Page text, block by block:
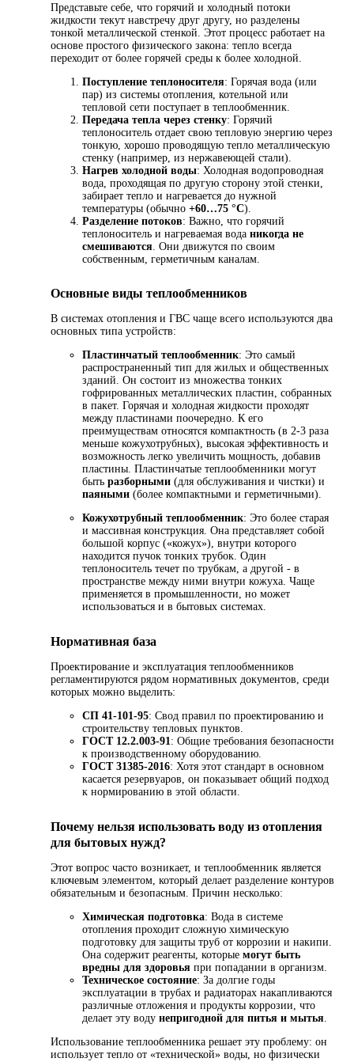
Представьте себе, что горячий и холодный потоки
жидкости текут навстречу друг другу, но разделены
тонкой металлической стенкой. Этот процесс работает на
основе простого физического закона: тепло всегда
переходит от более горячей среды к более холодной.
Поступление теплоносителя: Горячая вода (или
пар) из системы отопления, котельной или
тепловой сети поступает в теплообменник.
Передача тепла через стенку: Горячий
теплоноситель отдает свою тепловую энергию через
тонкую, хорошо проводящую тепло металлическую
стенку (например, из нержавеющей стали).
Нагрев холодной воды: Холодная водопроводная
вода, проходящая по другую сторону этой стенки,
забирает тепло и нагревается до нужной
температуры (обычно +60…75 °С).
Разделение потоков: Важно, что горячий
теплоноситель и нагреваемая вода никогда не
смешиваются . Они движутся по своим
собственным, герметичным каналам.
Основные виды теплообменников
В системах отопления и ГВС чаще всего используются два
основных типа устройств:
Пластинчатый теплообменник: Это самый
распространенный тип для жилых и общественных
зданий. Он состоит из множества тонких
гофрированных металлических пластин, собранных
в пакет. Горячая и холодная жидкости проходят
между пластинами поочередно. К его
преимуществам относятся компактность (в 2-3 раза
меньше кожухотрубных), высокая эффективность и
возможность легко увеличить мощность, добавив
пластины. Пластинчатые теплообменники могут
быть разборными (для обслуживания и чистки) и
паяными (более компактными и герметичными).
Кожухотрубный теплообменник: Это более старая
и массивная конструкция. Она представляет собой
большой корпус («кожух»), внутри которого
находится пучок тонких трубок. Один
теплоноситель течет по трубкам, а другой - в
пространстве между ними внутри кожуха. Чаще
применяется в промышленности, но может
использоваться и в бытовых системах.
Нормативная база
Проектирование и эксплуатация теплообменников
регламентируются рядом нормативных документов, среди
которых можно выделить:
СП 41-101-95: Свод правил по проектированию и
строительству тепловых пунктов.
ГОСТ 12.2.003-91 : Общие требования безопасности
к производственному оборудованию.
ГОСТ 31385-2016: Хотя этот стандарт в основном
касается резервуаров, он показывает общий подход
к нормированию в этой области.
Почему нельзя использовать воду из отопления
для бытовых нужд?
Этот вопрос часто возникает, и теплообменник является
ключевым элементом, который делает разделение контуров
обязательным и безопасным. Причин несколько:
Химическая подготовка: Вода в системе
отопления проходит сложную химическую
подготовку для защиты труб от коррозии и накипи.
Она содержит реагенты, которые могут быть
вредны для здоровья при попадании в организм.
Техническое состояние: За долгие годы
эксплуатации в трубах и радиаторах накапливаются
различные отложения и продукты коррозии, что
делает эту воду непригодной для питья и мытья
Использование теплообменника решает эту проблему: он
использует тепло от «технической» воды, но физически